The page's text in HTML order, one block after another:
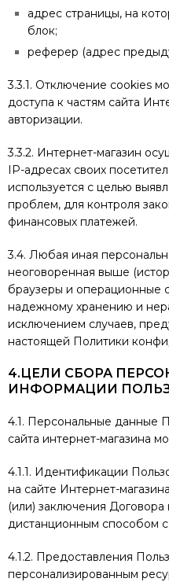
адрес страницы, на
блок;
реферер (адрес
3.3.1. Отключение cookies
доступа к частям сайта
авторизации.
3.3.2. Интернет-магазин
IP-адресах своих
используется с целью
проблем, для контроля
финансовых платежей.
3.4. Любая иная
неоговоренная выше
браузеры и операционные
надежному хранению и
исключением случаев,
настоящей Политики
4.ЦЕЛИ СБОРА
ИНФОРМАЦИИ
4.1. Персональные данные
сайта интернет-магазина
4.1.1. Идентификации
на сайте Интернет-
(или) заключения
дистанционным способом
4.1.2. Предоставления
персонализированным